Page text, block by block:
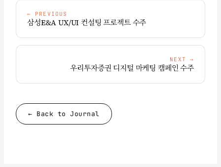
← PREVIOUS
삼성E&A UX/UI 컨설팅 프로젝트 수주
NEXT →
우리투자증권 디지털 마케팅 캠페인 수주
← Back to Journal